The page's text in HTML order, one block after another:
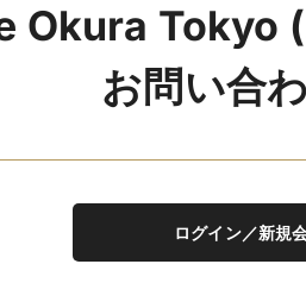
Okura Tokyo (
お問い合
ログイン／新規